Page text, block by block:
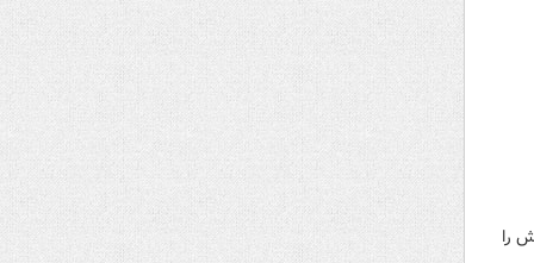
اش را